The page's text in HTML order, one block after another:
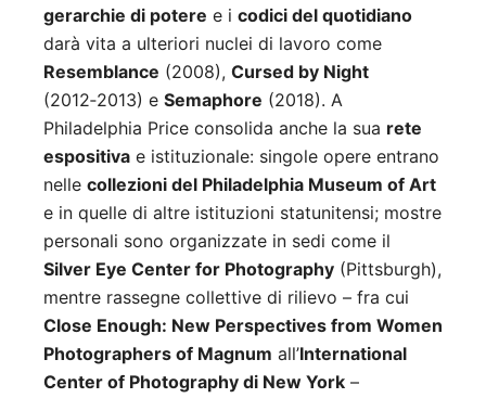
gerarchie di potere e i codici del quotidiano
darà vita a ulteriori nuclei di lavoro come
Resemblance (2008), Cursed by Night
(2012‑2013) e Semaphore (2018). A
Philadelphia Price consolida anche la sua rete
espositiva e istituzionale: singole opere entrano
nelle collezioni del Philadelphia Museum of Art
e in quelle di altre istituzioni statunitensi; mostre
personali sono organizzate in sedi come il
Silver Eye Center for Photography (Pittsburgh),
mentre rassegne collettive di rilievo – fra cui
Close Enough: New Perspectives from Women
Photographers of Magnum all’International
Center of Photography di New York –